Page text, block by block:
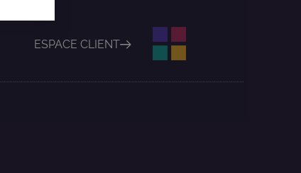
ESPACE CLIENT